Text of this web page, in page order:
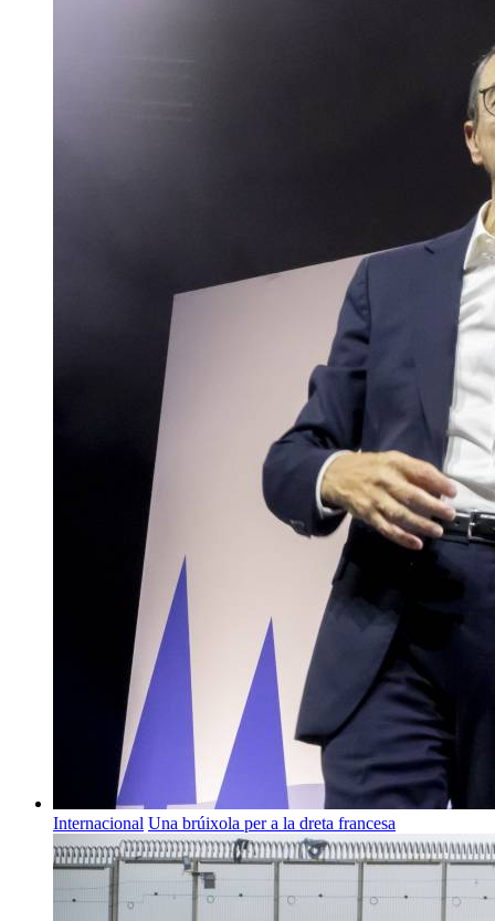
Internacional Una brúixola per a la dreta francesa